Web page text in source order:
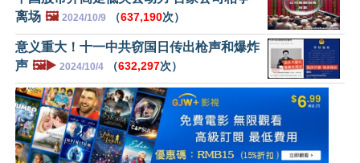
离场 🖼️ 2024/10/9 （637,190次）
意义重大！十一中共窃国日传出枪声和爆炸
声 🖼️▶️ 2024/10/4 （632,297次）